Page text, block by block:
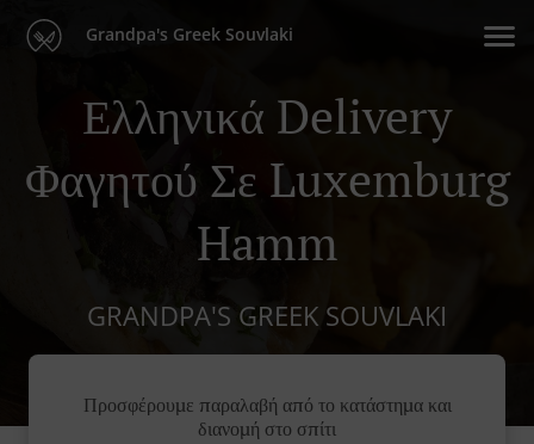
Grandpa's Greek Souvlaki
Ελληνικά Delivery
Φαγητού Σε Luxemburg
Hamm
GRANDPA'S GREEK SOUVLAKI
Προσφέρουμε παραλαβή από το κατάστημα και
διανομή στο σπίτι